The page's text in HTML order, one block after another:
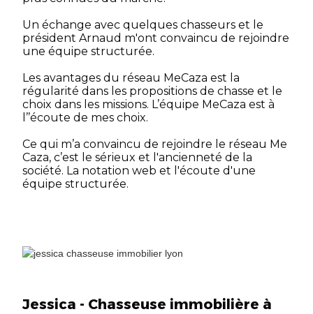
Un échange avec quelques chasseurs et le
président Arnaud m'ont convaincu de rejoindre
une équipe structurée.
Les avantages du réseau MeCaza est la
régularité dans les propositions de chasse et le
choix dans les missions. L’équipe MeCaza est à
l’’écoute de mes choix.
Ce qui m’a convaincu de rejoindre le réseau Me
Caza, c’est le sérieux et l'ancienneté de la
société. La notation web et l'écoute d'une
équipe structurée.
Jessica - Chasseuse immobilière à